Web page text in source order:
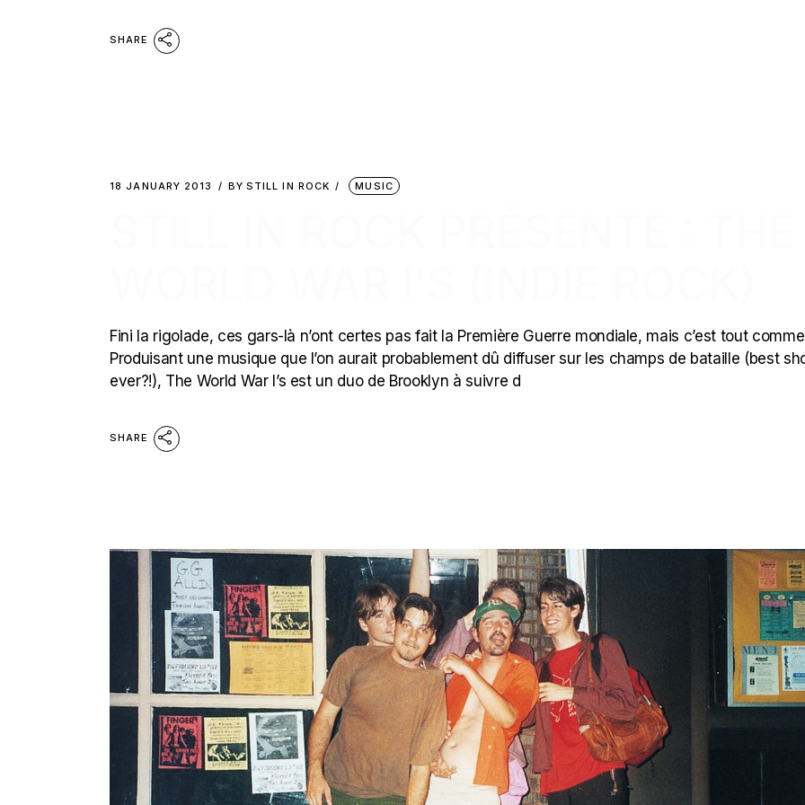
SHARE
18 JANUARY 2013 BY STILL IN ROCK MUSIC
Fini la rigolade, ces gars-là n’ont certes pas fait la Première Guerre mondiale, mais c’est tout
Produisant une musique que l’on aurait probablement dû diffuser sur les champs de bataille (best
ever?!), The World War I’s est un duo de Brooklyn à suivre d
SHARE